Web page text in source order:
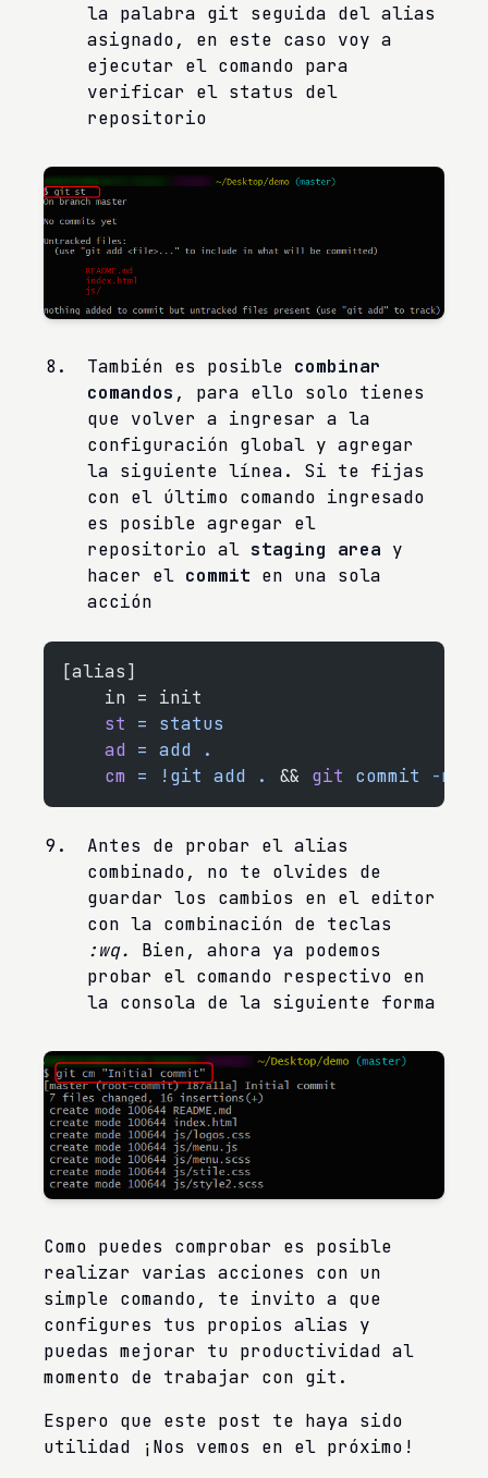
la palabra git seguida del alias
asignado, en este caso voy a
ejecutar el comando para
verificar el status del
repositorio
También es posible combinar
comandos , para ello solo tienes
que volver a ingresar a la
configuración global y agregar
la siguiente línea. Si te fijas
con el último comando ingresado
es posible agregar el
repositorio al staging area y
hacer el commit en una sola
acción
[alias]
    in = init
    st
= status
    ad
= add .
    cm
= !git add . && git commit -m
Antes de probar el alias
combinado, no te olvides de
guardar los cambios en el editor
con la combinación de teclas
:wq.
Bien, ahora ya podemos
probar el comando respectivo en
la consola de la siguiente forma
Como puedes comprobar es posible
realizar varias acciones con un
simple comando, te invito a que
configures tus propios alias y
puedas mejorar tu productividad al
momento de trabajar con git.
Espero que este post te haya sido
utilidad ¡Nos vemos en el próximo!